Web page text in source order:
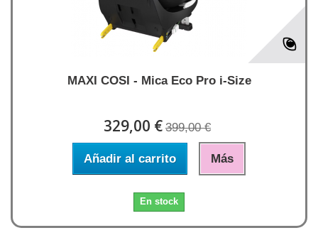
MAXI COSI - Mica Eco Pro i-Size
329,00 € 399,00 €
Añadir al carrito Más
En stock